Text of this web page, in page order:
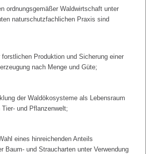
ordnungsgemäßer Waldwirtschaft unter
naturschutzfachlichen Praxis sind
forstlichen Produktion und Sicherung einer
nach Menge und Güte;
der Waldökosysteme als Lebensraum
und Pflanzenwelt;
eines hinreichenden Anteils
Baum- und Straucharten unter Verwendung